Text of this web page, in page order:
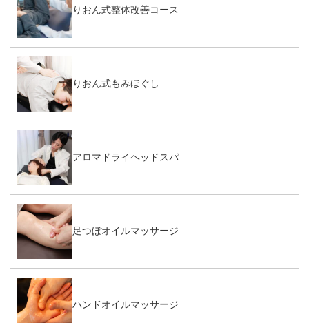
りおん式整体改善コース
りおん式もみほぐし
アロマドライヘッドスパ
足つぼオイルマッサージ
ハンドオイルマッサージ